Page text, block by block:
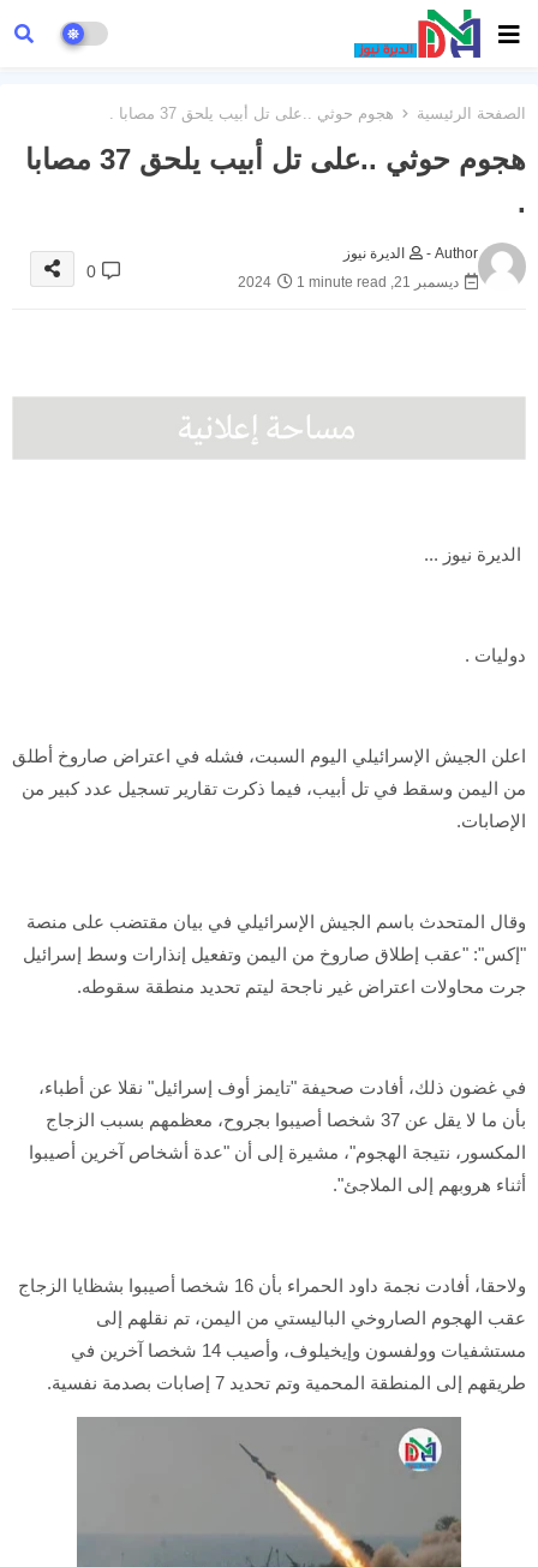
الصفحة الرئيسية هجوم حوثي ..على تل أبيب يلحق 37 مصابا .
هجوم حوثي ..على تل أبيب يلحق 37 مصابا
.
Author -
الديرة نيوز
ديسمبر 21, 2024
1 minute read
0
الديرة نيوز ...
دوليات .
اعلن الجيش الإسرائيلي اليوم السبت، فشله في اعتراض صاروخ أطلق
من اليمن وسقط في تل أبيب، فيما ذكرت تقارير تسجيل عدد كبير من
الإصابات.
وقال المتحدث باسم الجيش الإسرائيلي في بيان مقتضب على منصة
"إكس": "عقب إطلاق صاروخ من اليمن وتفعيل إنذارات وسط إسرائيل
جرت محاولات اعتراض غير ناجحة ليتم تحديد منطقة سقوطه.
في غضون ذلك، أفادت صحيفة "تايمز أوف إسرائيل" نقلا عن أطباء،
بأن ما لا يقل عن 37 شخصا أصيبوا بجروح، معظمهم بسبب الزجاج
المكسور، نتيجة الهجوم"، مشيرة إلى أن "عدة أشخاص آخرين أصيبوا
أثناء هروبهم إلى الملاجئ".
ولاحقا، أفادت نجمة داود الحمراء بأن 16 شخصا أصيبوا بشظايا الزجاج
عقب الهجوم الصاروخي الباليستي من اليمن، تم نقلهم إلى
مستشفيات وولفسون وإيخيلوف، وأصيب 14 شخصا آخرين في
طريقهم إلى المنطقة المحمية وتم تحديد 7 إصابات بصدمة نفسية.